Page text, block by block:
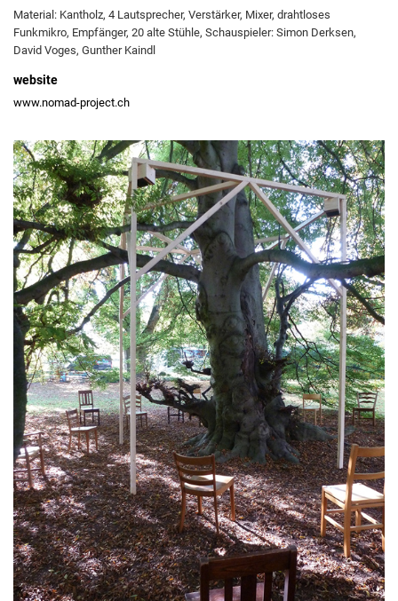
Material: Kantholz, 4 Lautsprecher, Verstärker, Mixer, drahtloses
Funkmikro, Empfänger, 20 alte Stühle, Schauspieler: Simon Derksen,
David Voges, Gunther Kaindl
website
www.nomad-project.ch